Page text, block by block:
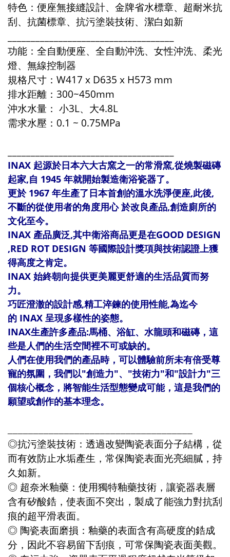
特色：便座無接縫設計、金牌省水標章、超耐米抗
刮、抗菌標章、抗污塗裝技術、潔白如新
功能：全自動便座、全自動沖洗、女性沖洗、柔光
燈、無線控制器
規格尺寸：W417 x D635 x H573 mm
排水距離： 300~450mm
沖水水量： 小3L、大4.8L
需求水壓：0.1 ~ 0.75MPa
INAX 起源於日本六大古窯之一的常滑窯,從燒製磁磚
起家,自 1945 年就開始製造衛浴瓷器了。
更於 1967 年生產了日本首創的溫水洗淨便座,此後,
不斷的從使用者的角度用心 於改良產品,創造廁所的
文化至今。
INAX 產品廣泛,其中衛浴商品更是在GOOD DESIGN
,RED ROT DESIGN 等國際設計獎項與技術認證上獲
得高度之肯定。
INAX 始終朝向提供更美麗更舒適的生活品質而努
力。
巧匠澄澈的設計感,精工淬鍊的使用性能,為迄今
的 INAX 呈現多樣性的姿態。
INAX生產許多產品:馬桶、浴缸、水龍頭和磁磚，這
些是人們的生活空間裡不可或缺的。
人們在使用我們的產品時，可以體驗前所未有倍受尊
寵的氛圍，我們以"創造力"、 "技術力"和"設計力"三
個核心概念，將智能生活型態變成可能，這是我們的
願望或創作的基本理念。
◎抗污塗裝技術 ： 透過改變陶瓷表面分子結構，從
而有效防止水垢產生，常保陶瓷表面光亮細膩，持
久如新。
◎ 超奈米釉藥 ： 使用獨特釉藥技術，讓瓷器表層
含有矽酸鋯，使表面不突出，製成了能強力對抗刮
痕的超平滑表面。
◎ 陶瓷表面磨損 ： 釉藥的表面含有高硬度的鋯成
分，因此不容易留下刮痕，可常保陶瓷表面美觀。